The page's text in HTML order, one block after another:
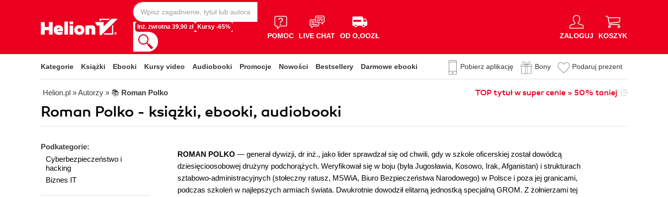
Inż. zwrotna 39,90 zł Kursy -65%
POMOC LIVE CHAT OD O,OOZŁ ZALOGUJ KOSZYK
Kategorie Książki Ebooki Kursy video Audiobooki Promocje Nowości Bestsellery Darmowe ebooki Pobierz aplikację Bony Podaruj prezent
Helion.pl » Autorzy » 📚 Roman Polko TOP tytuł w super cenie » 50% taniej
Roman Polko - książki, ebooki, audiobooki
Podkategorie:
Cyberbezpieczeństwo i
hacking
Biznes IT
ROMAN POLKO — generał dywizji, dr inż., jako lider sprawdzał się od chwili, gdy w szkole oficerskiej został dowódcą
dziesięcioosobowej drużyny podchorążych. Weryfikował się w boju (była Jugosławia, Kosowo, Irak, Afganistan) i strukturach
sztabowo-administracyjnych (stołeczny ratusz, MSWiA, Biuro Bezpieczeństwa Narodowego) w Polsce i poza jej granicami,
podczas szkoleń w najlepszych armiach świata. Dwukrotnie dowodził elitarną jednostką specjalną GROM. Z żołnierzami tej